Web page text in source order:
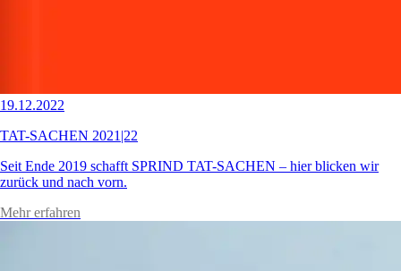
19.12.2022
TAT-SACHEN 2021|22
Seit Ende 2019 schafft SPRIND TAT-SACHEN – hier blicken wir
zurück und nach vorn.
Mehr erfahren